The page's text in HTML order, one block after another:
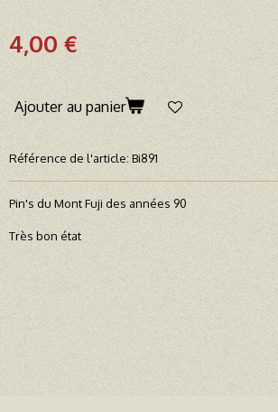
4,00 €
Ajouter au panier
Référence de l'article: Bi891
Pin's du Mont Fuji des années 90
Très bon état